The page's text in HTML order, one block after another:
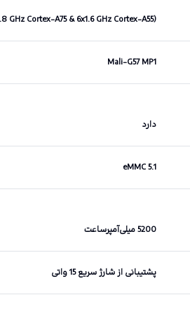
GHz Cortex-A75 & 6x1.6 GHz Cortex-A55)
Mali-G57 MP1
دارد
eMMC 5.1
5200 میلی‌آمپرساعت
پشتیبانی از شارژ سریع 15 واتی